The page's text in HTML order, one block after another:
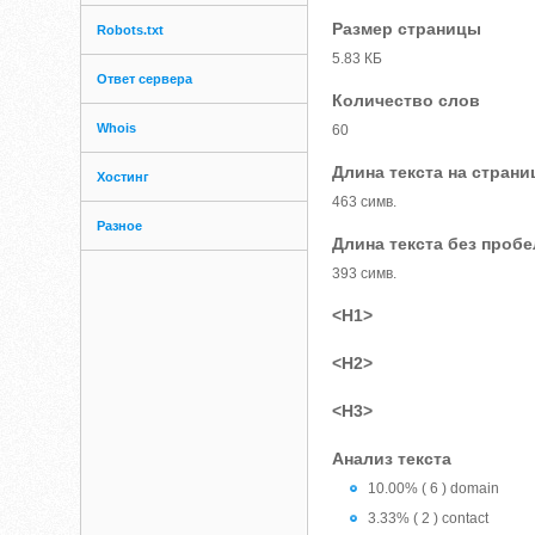
Robots.txt
Ответ сервера
Whois
Хостинг
Разное
Размер страницы
5.83 КБ
Количество слов
60
Длина текста на
463 симв.
Длина текста без
393 симв.
<H1>
<H2>
<H3>
Анализ текста
10.00% ( 6 ) domain
3.33% ( 2 ) contact